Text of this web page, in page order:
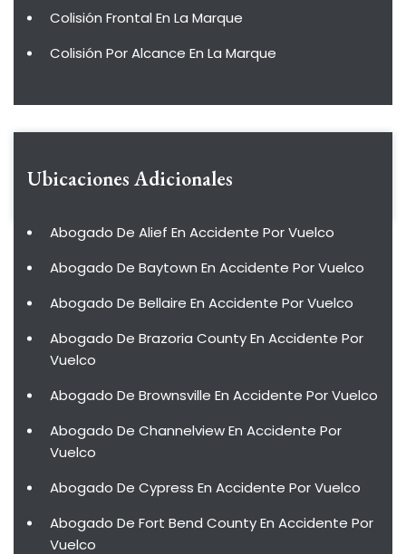
Colisión Frontal En La Marque
Colisión Por Alcance En La Marque
Ubicaciones Adicionales
Abogado De Alief En Accidente Por Vuelco
Abogado De Baytown En Accidente Por Vuelco
Abogado De Bellaire En Accidente Por Vuelco
Abogado De Brazoria County En Accidente Por
Vuelco
Abogado De Brownsville En Accidente Por Vuelco
Abogado De Channelview En Accidente Por
Vuelco
Abogado De Cypress En Accidente Por Vuelco
Abogado De Fort Bend County En Accidente Por
Vuelco